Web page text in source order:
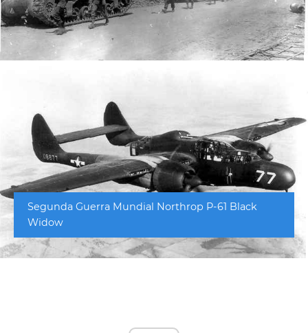
Segunda Guerra Mundial Northrop P-61 Black
Widow